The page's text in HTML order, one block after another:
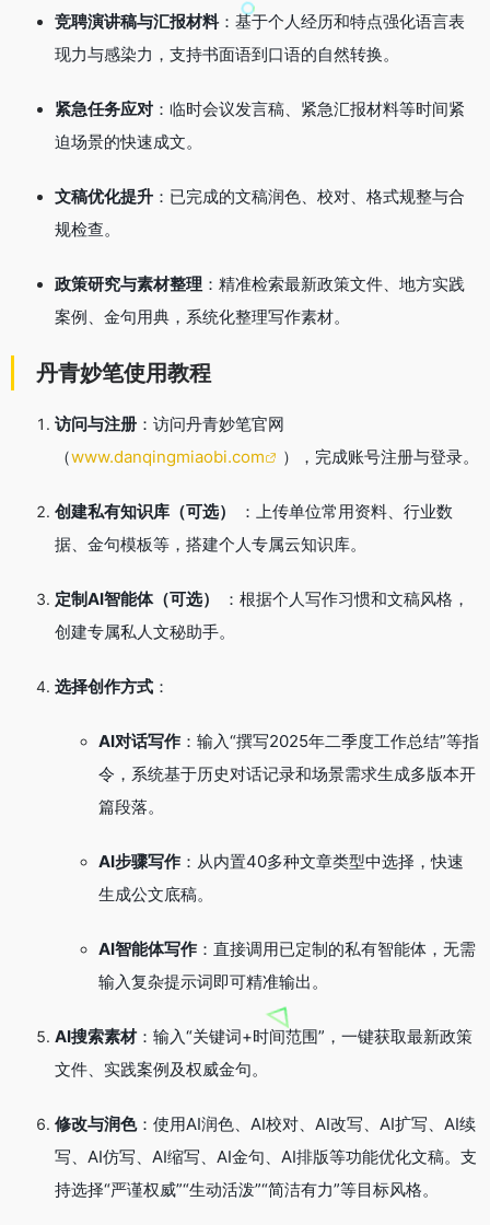
竞聘演讲稿与汇报材料：基于个人经历和特点强化语言表
现力与感染力，支持书面语到口语的自然转换。
紧急任务应对 ：临时会议发言稿、紧急汇报材料等时间紧
迫场景的快速成文。
文稿优化提升 ：已完成的文稿润色、校对、格式规整与合
规检查。
政策研究与素材整理 ：精准检索最新政策文件、地方实践
案例、金句用典，系统化整理写作素材。
丹青妙笔使用教程
访问与注册 ：访问丹青妙笔官网
（www.danqingmiaobi.com ），完成账号注册与登录。
创建私有知识库（可选）
：上传单位常用资料、行业数
据、金句模板等，搭建个人专属云知识库。
定制AI智能体（可选）
：根据个人写作习惯和文稿风格，
创建专属私人文秘助手。
选择创作方式 ：
AI对话写作 ：输入“撰写2025年二季度工作总结”等指
令，系统基于历史对话记录和场景需求生成多版本开
篇段落。
AI步骤写作 ：从内置40多种文章类型中选择，快速
生成公文底稿。
AI智能体写作 ：直接调用已定制的私有智能体，无需
输入复杂提示词即可精准输出 。
AI搜索素材：输入“关键词+时间范围”，一键获取最新政策
文件、实践案例及权威金句。
修改与润色：使用AI润色、AI校对、AI改写、AI扩写、AI续
写、AI仿写、AI缩写、AI金句、AI排版等功能优化文稿。支
持选择“严谨权威”“生动活泼”“简洁有力”等目标风格。